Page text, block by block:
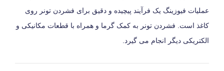
عملیات فیوزینگ یک فرآیند پیچیده و دقیق برای فشردن تونر روی
کاغذ است. فشردن تونر به کمک گرما و همراه با قطعات مکانیکی و
الکتریکی دیگر انجام می ‎گیرد.